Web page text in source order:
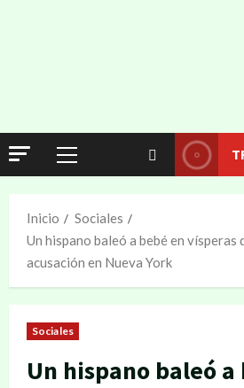
Inicio
Sociales
Un hispano baleó a bebé en vísperas
acusación en Nueva York
Sociales
Un hispano baleó a